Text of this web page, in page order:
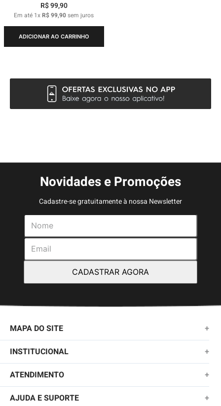
R$99,90
Em até 1xR$99,90sem juros
ADICIONAR AO CARRINHO
Novidades e Promoções
Cadastre-se gratuitamente à nossa Newsletter
CADASTRAR AGORA
MAPA DO SITE +
NOVIDADES
MASCULINO
KIDS
INSTITUCIONAL +
SOBRE NÓS
TROCAS E DEVOLUÇÕES
ATENDIMENTO +
(11)2010-1028
AJUDA E SUPORTE +